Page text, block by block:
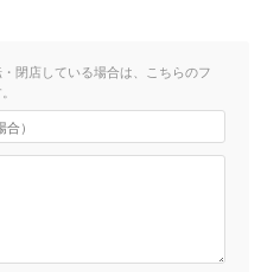
閉店している場合は、こちらのフ